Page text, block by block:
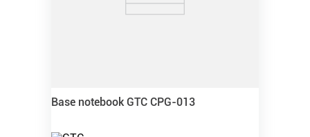
Base notebook GTC CPG-013